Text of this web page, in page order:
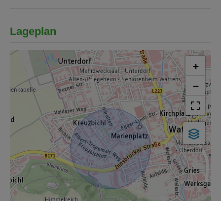
Lageplan
+
−